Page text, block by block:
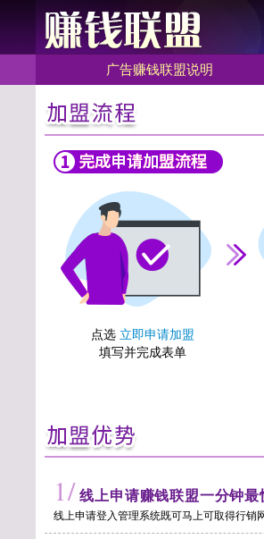
广告赚钱联盟说明
点选 立即申请加盟
填写并完成表单
1/ 线上申请赚钱联盟一分钟最
线上申请登入管理系统既可马上可取得行销